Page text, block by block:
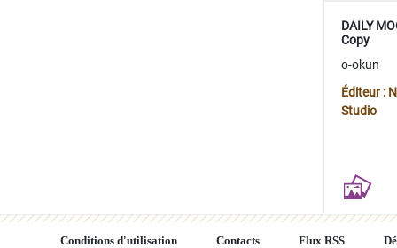
DAILY
Copy
o-okun
Éditeur :
Studio
Conditions d'utilisation Contacts Flux RSS